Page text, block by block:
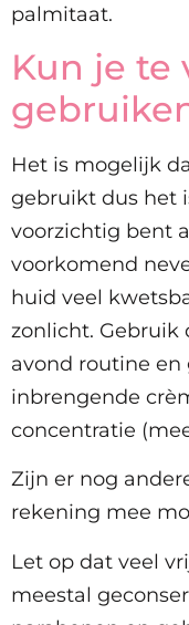
palmitaat.
Kun je te
Het is mogelijk
gebruikt dus het
voorzichtig bent
voorkomend
huid veel
zonlicht. Gebruik
avond routine
inbrengende
concentratie
Zijn er nog
rekening mee
Let op dat veel
meestal